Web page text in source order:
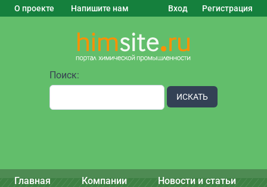
О проекте Напишите нам Вход Регистрация
Поиск:
ИСКАТЬ
Главная Компании Новости и статьи